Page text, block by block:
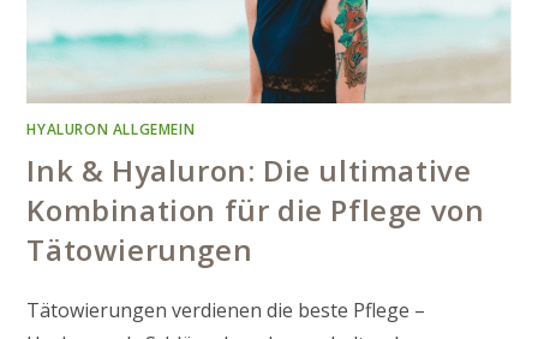
HYALURON ALLGEMEIN
Ink & Hyaluron: Die ultimative
Kombination für die Pflege von
Tätowierungen
Tätowierungen verdienen die beste Pflege –